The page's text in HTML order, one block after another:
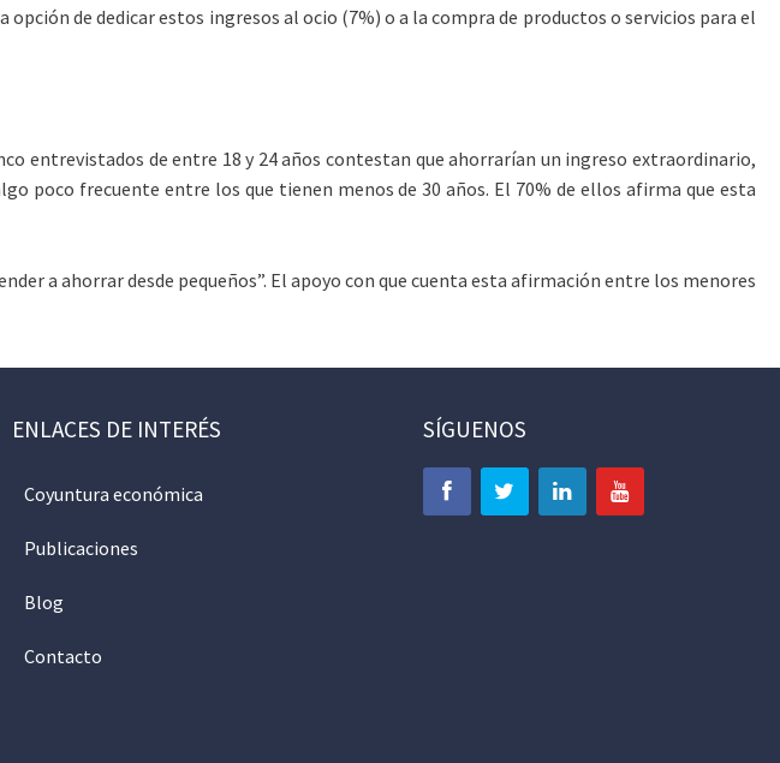
de dedicar estos ingresos al ocio (7%) o a la compra de productos o servicios para el
entrevistados de entre 18 y 24 años contestan que ahorrarían un ingreso extraordinario,
poco frecuente entre los que tienen menos de 30 años. El 70% de ellos afirma que esta
a ahorrar desde pequeños”. El apoyo con que cuenta esta afirmación entre los menores
ENLACES DE INTERÉS
Coyuntura económica
Publicaciones
Blog
Contacto
SÍGUENOS